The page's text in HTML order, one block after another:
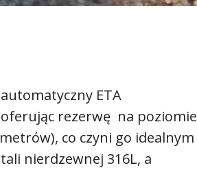
automatyczny ETA
rezerwę na poziomie
co czyni go idealnym
nierdzewnej 316L, a